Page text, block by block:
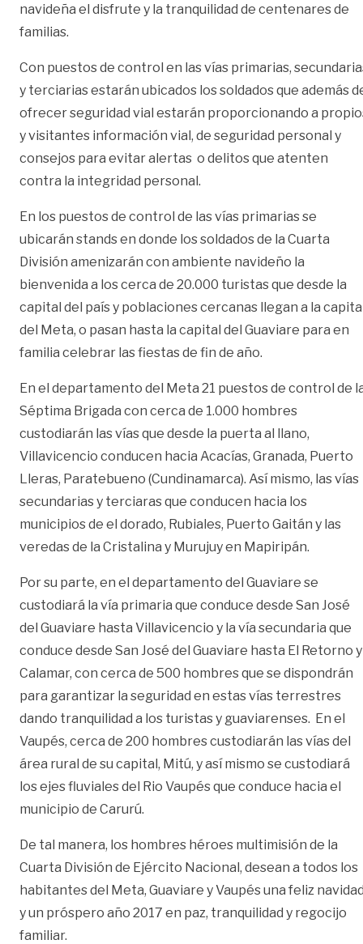
navideña el disfrute y la tranquilidad de centenares de
familias.
Con puestos de control en las vías primarias,
y terciarias estarán ubicados los soldados que además
ofrecer seguridad vial estarán proporcionando a
y visitantes información vial, de seguridad personal y
consejos para evitar alertas o delitos que atenten
contra la integridad personal.
En los puestos de control de las vías primarias se
ubicarán stands en donde los soldados de la Cuarta
División amenizarán con ambiente navideño la
bienvenida a los cerca de 20.000 turistas que desde la
capital del país y poblaciones cercanas llegan a la
del Meta, o pasan hasta la capital del Guaviare para en
familia celebrar las fiestas de fin de año.
En el departamento del Meta 21 puestos de control de
Séptima Brigada con cerca de 1.000 hombres
custodiarán las vías que desde la puerta al llano,
Villavicencio conducen hacia Acacías, Granada, Puerto
Lleras, Paratebueno (Cundinamarca). Así mismo, las vías
secundarias y terciaras que conducen hacia los
municipios de el dorado, Rubiales, Puerto Gaitán y las
veredas de la Cristalina y Murujuy en Mapiripán.
Por su parte, en el departamento del Guaviare se
custodiará la vía primaria que conduce desde San José
del Guaviare hasta Villavicencio y la vía secundaria que
conduce desde San José del Guaviare hasta El Retorno y
Calamar, con cerca de 500 hombres que se dispondrán
para garantizar la seguridad en estas vías terrestres
dando tranquilidad a los turistas y guaviarenses. En el
Vaupés, cerca de 200 hombres custodiarán las vías del
área rural de su capital, Mitú, y así mismo se custodiará
los ejes fluviales del Rio Vaupés que conduce hacia el
municipio de Carurú.
De tal manera, los hombres héroes multimisión de la
Cuarta División de Ejército Nacional, desean a todos los
habitantes del Meta, Guaviare y Vaupés una feliz
y un próspero año 2017 en paz, tranquilidad y regocijo
familiar.